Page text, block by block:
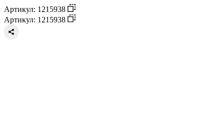
Артикул: 1215938
Артикул: 1215938